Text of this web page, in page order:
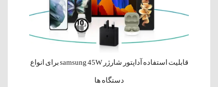
قابلیت استفاده آداپتور شارژر samsung 45W برای انواع
دستگاه ها